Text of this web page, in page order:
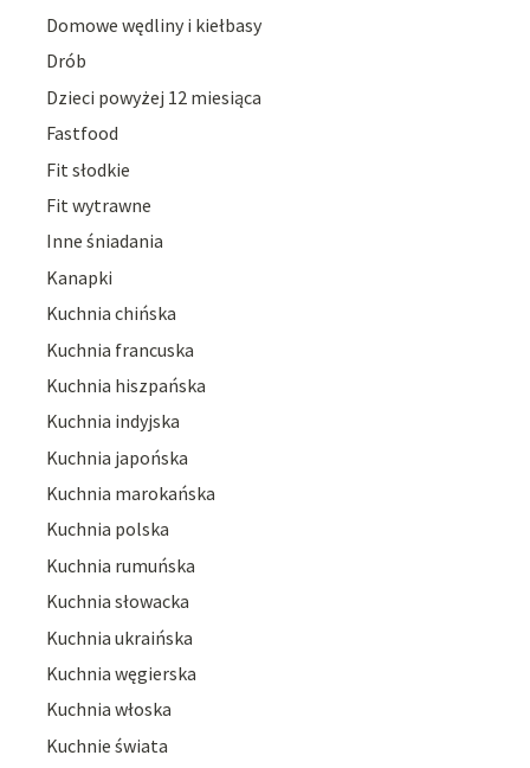
Domowe wędliny i kiełbasy
Drób
Dzieci powyżej 12 miesiąca
Fastfood
Fit słodkie
Fit wytrawne
Inne śniadania
Kanapki
Kuchnia chińska
Kuchnia francuska
Kuchnia hiszpańska
Kuchnia indyjska
Kuchnia japońska
Kuchnia marokańska
Kuchnia polska
Kuchnia rumuńska
Kuchnia słowacka
Kuchnia ukraińska
Kuchnia węgierska
Kuchnia włoska
Kuchnie świata